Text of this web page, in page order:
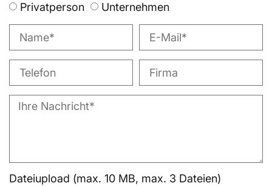
Privatperson Unternehmen
Dateiupload (max. 10 MB, max. 3 Dateien)